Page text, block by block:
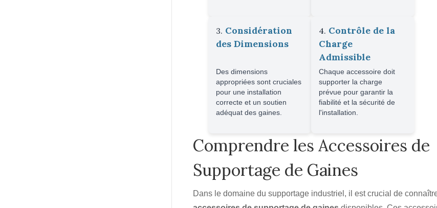
3. Considération
des Dimensions
Des dimensions
appropriées sont cruciales
pour une installation
correcte et un soutien
adéquat des gaines.
4. Contrôle de la
Charge
Admissible
Chaque accessoire doit
supporter la charge
prévue pour garantir la
fiabilité et la sécurité de
l'installation.
Comprendre les Accessoires de
Supportage de Gaines
Dans le domaine du supportage industriel, il est crucial de